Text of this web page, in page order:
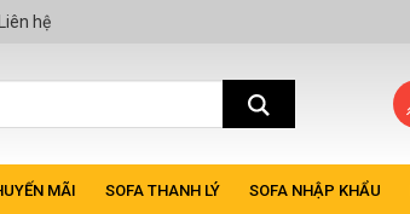
Liên hệ
MÃI SOFA THANH LÝ SOFA NHẬP KHẨU